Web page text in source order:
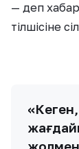
— деп
тілшісіне